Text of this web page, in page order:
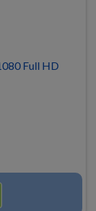
Full HD